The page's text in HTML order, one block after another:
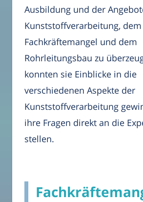
Ausbildung und der
Kunststoffverarbeitung, dem
Fachkräftemangel und dem
Rohrleitungsbau zu
konnten sie Einblicke in die
verschiedenen Aspekte der
Kunststoffverarbeitung
ihre Fragen direkt an die
stellen.